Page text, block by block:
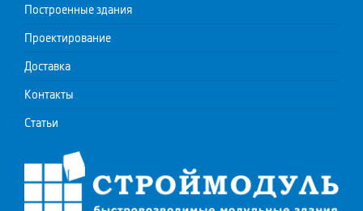
Построенные здания
Проектирование
Доставка
Контакты
Статьи